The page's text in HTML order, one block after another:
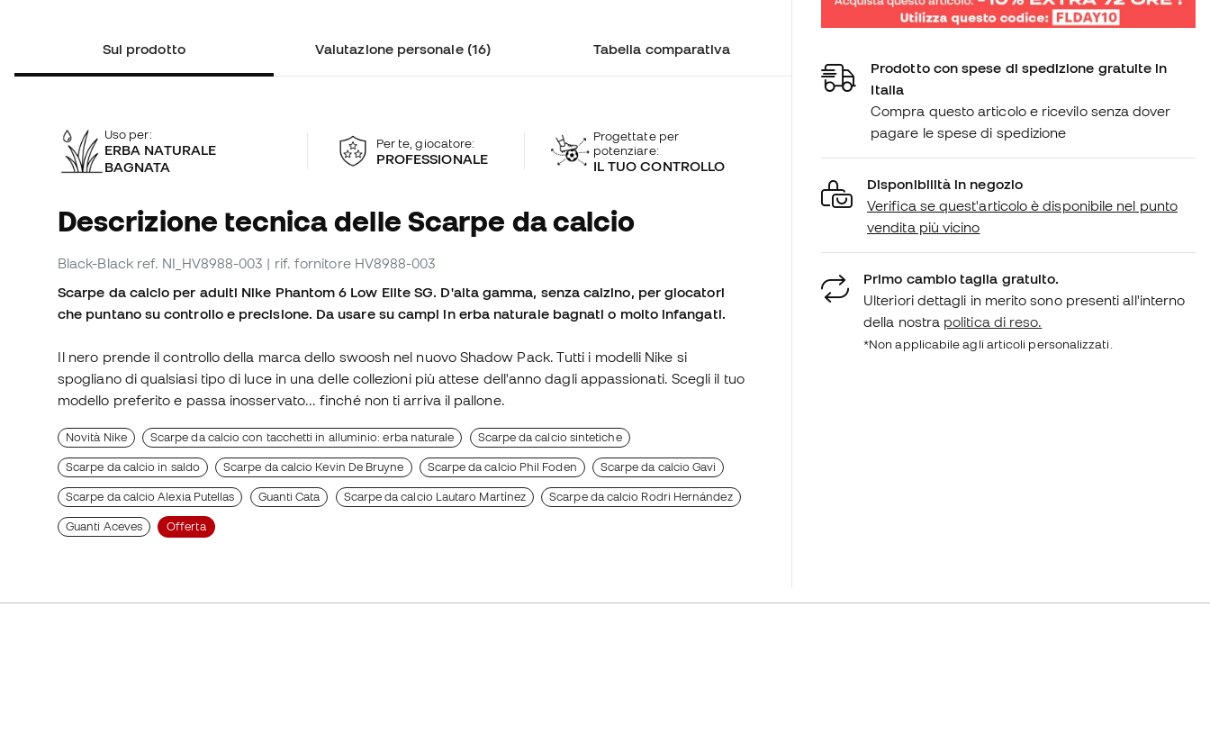
Sul prodotto Valutazione personale (16) Tabella comparativa
Uso per:
ERBA NATURALE
BAGNATA
Per te, giocatore:
PROFESSIONALE
Progettate per
potenziare:
IL TUO CONTROLLO
Descrizione tecnica delle Scarpe da calcio
Black-Black ref. NI_HV8988-003 | rif. fornitore HV8988-003
Scarpe da calcio per adulti Nike Phantom 6 Low Elite SG. D'alta gamma, senza calzino, per giocatori
che puntano su controllo e precisione. Da usare su campi in erba naturale bagnati o molto infangati.
Il nero prende il controllo della marca dello swoosh nel nuovo Shadow Pack. Tutti i modelli Nike si
spogliano di qualsiasi tipo di luce in una delle collezioni più attese dell'anno dagli appassionati. Scegli il tuo
modello preferito e passa inosservato... finché non ti arriva il pallone.
Novità Nike Scarpe da calcio con tacchetti in alluminio: erba naturale Scarpe da calcio sintetiche
Scarpe da calcio in saldo Scarpe da calcio Kevin De Bruyne Scarpe da calcio Phil Foden Scarpe da calcio Gavi
Scarpe da calcio Alexia Putellas Guanti Cata Scarpe da calcio Lautaro Martínez Scarpe da calcio Rodri Hernández
Guanti Aceves Offerta
Prodotto con spese di spedizione gratuite in
Italia
Compra questo articolo e ricevilo senza dover
pagare le spese di spedizione
Disponibilità in negozio
Verifica se quest'articolo è disponibile nel punto
vendita più vicino
Primo cambio taglia gratuito.
Ulteriori dettagli in merito sono presenti all'interno
della nostra politica di reso.
*Non applicabile agli articoli personalizzati.